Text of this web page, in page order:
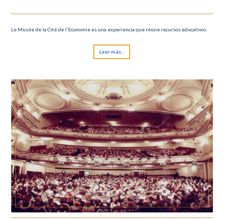
Le Musée de la Cité de l'Economie es una experiencia que reúne recursos educativos
Leer más...